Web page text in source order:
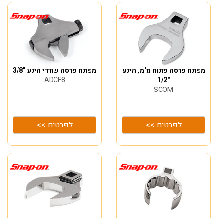
מפתח פרסה שוודי הינע "3/8
ADCF8
לפרטים >>
מפתח פרסה פתוח מ"מ, הינע
"1/2
SCOM
לפרטים >>